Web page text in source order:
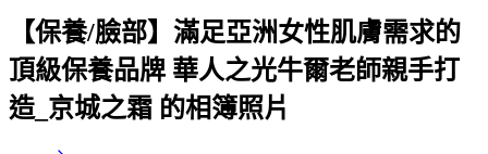
【保養/臉部】滿足亞洲女性肌膚需求的
頂級保養品牌 華人之光牛爾老師親手打
造_京城之霜 的相簿照片